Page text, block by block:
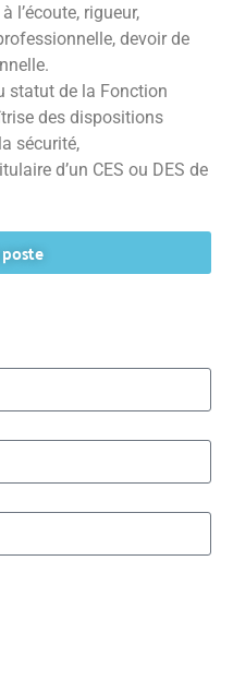
l’écoute, rigueur,
devoir de
statut de la Fonction
des dispositions
sécurité,
d’un CES ou DES de